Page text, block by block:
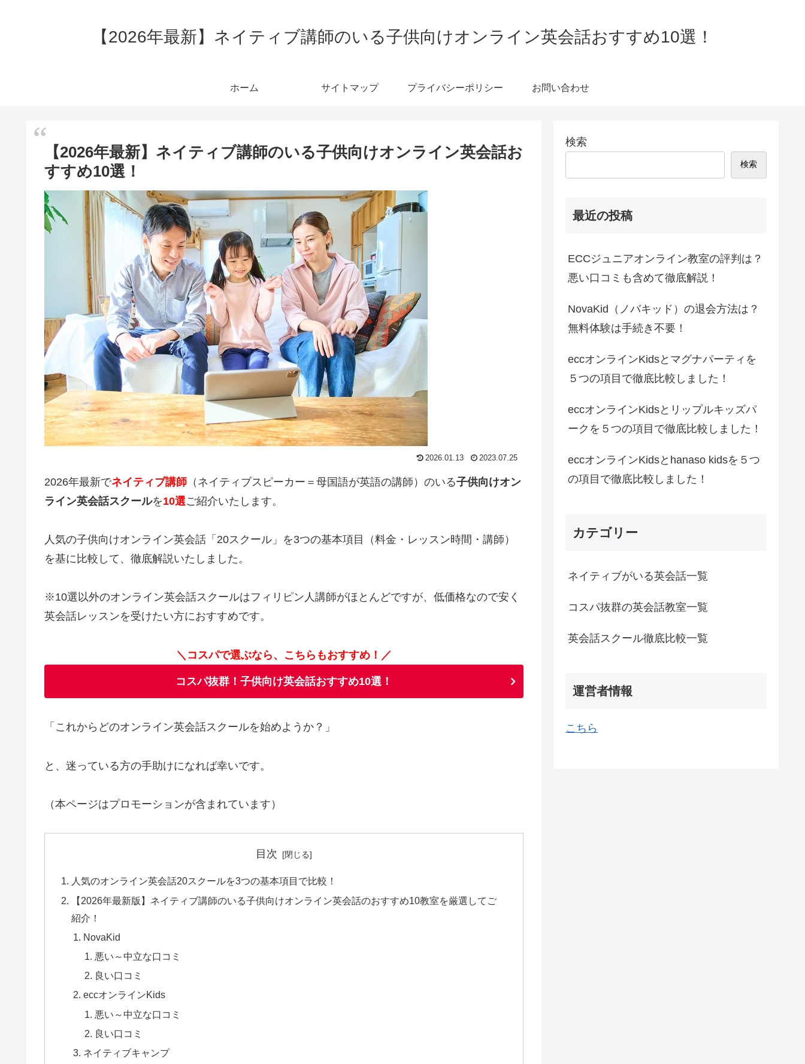
【2026年最新】ネイティブ講師のいる子供向けオンライン英会話おすすめ10選！
ホーム サイトマップ プライバシーポリシー お問い合わせ
【2026年最新】ネイティブ講師のいる子供向けオンライン英会話お
すすめ10選！
2026.01.13 2023.07.25
2026年最新でネイティブ講師 （ネイティブスピーカー＝母国語が英語の講師）のいる子供向けオン
ライン英会話スクールを10選ご紹介いたします。
人気の子供向けオンライン英会話「20スクール」を3つの基本項目（料金・レッスン時間・講師）
を基に比較して、徹底解説いたしました。
※10選以外のオンライン英会話スクールはフィリピン人講師がほとんどですが、低価格なので安く
英会話レッスンを受けたい方におすすめです。
＼コスパで選ぶなら、こちらもおすすめ！／
コスパ抜群！子供向け英会話おすすめ10選！
「これからどのオンライン英会話スクールを始めようか？」
と、迷っている方の手助けになれば幸いです。
（本ページはプロモーションが含まれています）
目次
人気のオンライン英会話20スクールを3つの基本項目で比較！
【2026年最新版】ネイティブ講師のいる子供向けオンライン英会話のおすすめ10教室を厳選してご
紹介！
NovaKid
悪い～中立な口コミ
良い口コミ
eccオンラインKids
悪い～中立な口コミ
良い口コミ
ネイティブキャンプ
検索
検索
最近の投稿
ECCジュニアオンライン教室の評判は？
悪い口コミも含めて徹底解説！
NovaKid（ノバキッド）の退会方法は？
無料体験は手続き不要！
eccオンラインKidsとマグナパーティを
５つの項目で徹底比較しました！
eccオンラインKidsとリップルキッズパ
ークを５つの項目で徹底比較しました！
eccオンラインKidsとhanaso kidsを５つ
の項目で徹底比較しました！
カテゴリー
ネイティブがいる英会話一覧
コスパ抜群の英会話教室一覧
英会話スクール徹底比較一覧
運営者情報
こちら